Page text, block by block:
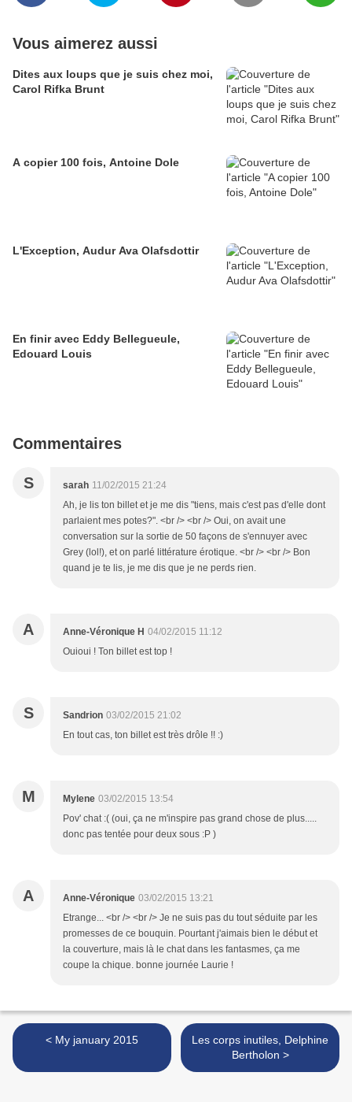
Vous aimerez aussi
Dites aux loups que je suis chez moi,
Carol Rifka Brunt
A copier 100 fois, Antoine Dole
L'Exception, Audur Ava Olafsdottir
En finir avec Eddy Bellegueule,
Edouard Louis
Commentaires
S sarah 11/02/2015 21:24
Ah, je lis ton billet et je me dis "tiens, mais c'est pas d'elle dont
parlaient mes potes?". <br /> <br /> Oui, on avait une
conversation sur la sortie de 50 façons de s'ennuyer avec
Grey (lol!), et on parlé littérature érotique. <br /> <br /> Bon
quand je te lis, je me dis que je ne perds rien.
A Anne-Véronique H 04/02/2015 11:12
Ouioui ! Ton billet est top !
S Sandrion 03/02/2015 21:02
En tout cas, ton billet est très drôle !! :)
M Mylene 03/02/2015 13:54
Pov' chat :( (oui, ça ne m'inspire pas grand chose de plus.....
donc pas tentée pour deux sous :P )
A Anne-Véronique 03/02/2015 13:21
Etrange... <br /> <br /> Je ne suis pas du tout séduite par les
promesses de ce bouquin. Pourtant j'aimais bien le début et
la couverture, mais là le chat dans les fantasmes, ça me
coupe la chique. bonne journée Laurie !
< My january 2015
Les corps inutiles, Delphine
Bertholon >